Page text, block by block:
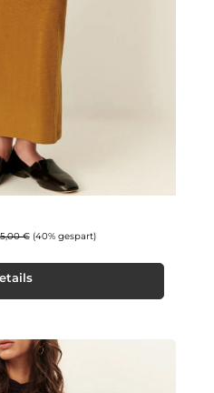
€ (40% gespart)